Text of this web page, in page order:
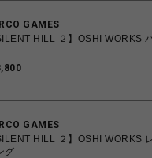
GAMES
HILL ２】OSHI WORKS
GAMES
HILL ２】OSHI WORKS
グ